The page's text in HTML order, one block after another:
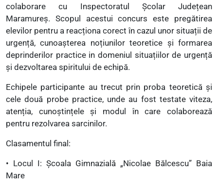
colaborare cu Inspectoratul Școlar Județean
Maramureș. Scopul acestui concurs este pregătirea
elevilor pentru a reacționa corect în cazul unor situații de
urgență, cunoașterea noțiunilor teoretice și formarea
deprinderilor practice in domeniul situațiilor de urgență
și dezvoltarea spiritului de echipă.
Echipele participante au trecut prin proba teoretică și
cele două probe practice, unde au fost testate viteza,
atenția, cunoștințele și modul în care colaborează
pentru rezolvarea sarcinilor.
Clasamentul final:
• Locul I: Școala Gimnazială „Nicolae Bălcescu” Baia
Mare